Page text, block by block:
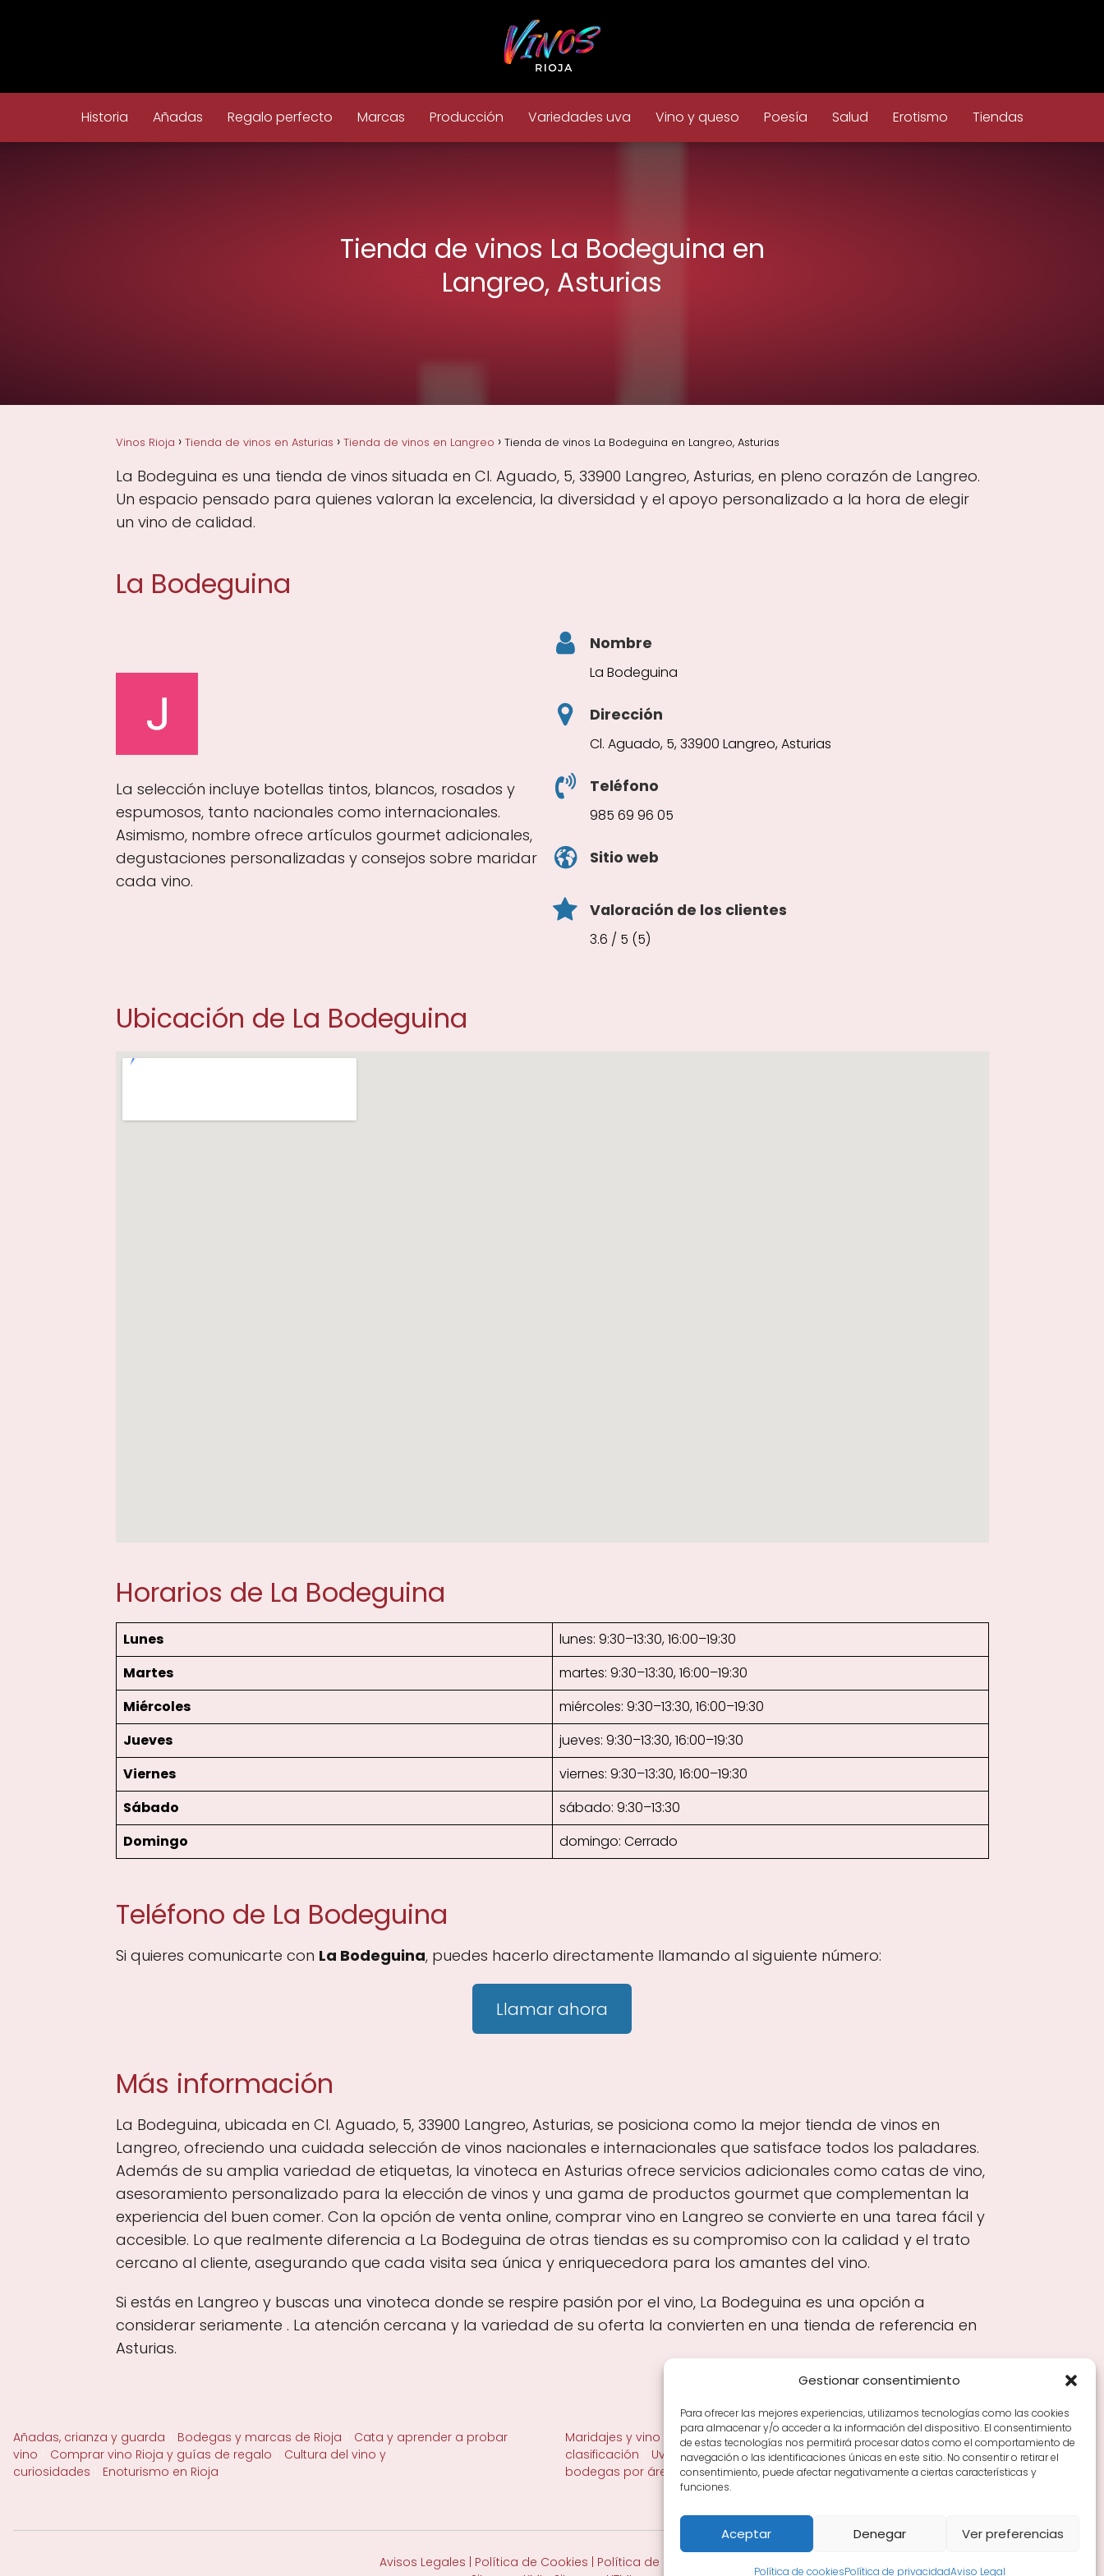
Gestionar consentimiento
Para ofrecer las mejores experiencias, utilizamos tecnologías como las cookies
para almacenar y/o acceder a la información del dispositivo. El consentimiento
de estas tecnologías nos permitirá procesar datos como el comportamiento de
navegación o las identificaciones únicas en este sitio. No consentir o retirar el
consentimiento, puede afectar negativamente a ciertas características y
funciones.
Aceptar Denegar Ver preferencias
Política de cookiesPolítica de privacidadAviso Legal
Historia Añadas Regalo perfecto Marcas Producción Variedades uva Vino y queso Poesía Salud Erotismo Tiendas
Tienda de vinos La Bodeguina en
Langreo, Asturias
Vinos Rioja Tienda de vinos en Asturias Tienda de vinos en Langreo Tienda de vinos La Bodeguina en Langreo, Asturias
La Bodeguina es una tienda de vinos situada en Cl. Aguado, 5, 33900 Langreo, Asturias, en pleno corazón de Langreo.
Un espacio pensado para quienes valoran la excelencia, la diversidad y el apoyo personalizado a la hora de elegir
un vino de calidad.
La Bodeguina
La selección incluye botellas tintos, blancos, rosados y
espumosos, tanto nacionales como internacionales.
Asimismo, nombre ofrece artículos gourmet adicionales,
degustaciones personalizadas y consejos sobre maridar
cada vino.
Nombre
La Bodeguina
Dirección
Cl. Aguado, 5, 33900 Langreo, Asturias
Teléfono
985 69 96 05
Sitio web
Valoración de los clientes
3.6 / 5 (5)
Ubicación de La Bodeguina
Horarios de La Bodeguina
Lunes
lunes: 9:30–13:30, 16:00–19:30
Martes
martes: 9:30–13:30, 16:00–19:30
Miércoles
miércoles: 9:30–13:30, 16:00–19:30
Jueves
jueves: 9:30–13:30, 16:00–19:30
Viernes
viernes: 9:30–13:30, 16:00–19:30
Sábado
sábado: 9:30–13:30
Domingo
domingo: Cerrado
Teléfono de La Bodeguina
Si quieres comunicarte con La Bodeguina, puedes hacerlo directamente llamando al siguiente número:
Llamar ahora
Más información
La Bodeguina, ubicada en Cl. Aguado, 5, 33900 Langreo, Asturias, se posiciona como la mejor tienda de vinos en
Langreo, ofreciendo una cuidada selección de vinos nacionales e internacionales que satisface todos los paladares.
Además de su amplia variedad de etiquetas, la vinoteca en Asturias ofrece servicios adicionales como catas de vino,
asesoramiento personalizado para la elección de vinos y una gama de productos gourmet que complementan la
experiencia del buen comer. Con la opción de venta online, comprar vino en Langreo se convierte en una tarea fácil y
accesible. Lo que realmente diferencia a La Bodeguina de otras tiendas es su compromiso con la calidad y el trato
cercano al cliente, asegurando que cada visita sea única y enriquecedora para los amantes del vino.
Si estás en Langreo y buscas una vinoteca donde se respire pasión por el vino, La Bodeguina es una opción a
considerar seriamente . La atención cercana y la variedad de su oferta la convierten en una tienda de referencia en
Asturias.
Añadas, crianza y guarda Bodegas y marcas de Rioja
Cata y aprender a probar
vino
Comprar vino Rioja y guías de regalo
Cultura del vino y
curiosidades
Enoturismo en Rioja
Maridajes y vino en la mesa Tiendas de vino por ciudades
Tipos de Rioja y
clasificación
Uvas y viñedo en Rioja Vino Rioja para empezar
Zonas de Rioja y
bodegas por área
Avisos Legales | Política de Cookies | Política de Privacidad